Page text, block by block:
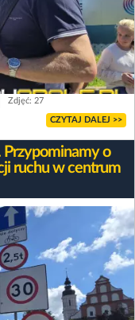
Zdjęć: 27
CZYTAJ DALEJ >>
Przypominamy o
ruchu w centrum